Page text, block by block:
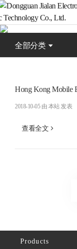
全部分类
Hong Kong Mobile
2018-10-05 由 本站 发表
查看全文
Products